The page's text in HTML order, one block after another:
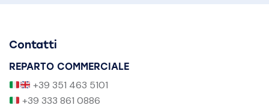
Contatti
REPARTO COMMERCIALE
+39 351 463 5101
+39 333 861 0886